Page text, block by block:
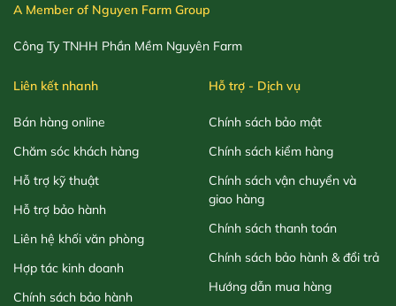
A Member of Nguyen Farm Group
Công Ty TNHH Phần Mềm Nguyên Farm
Liên kết nhanh
Bán hàng online
Chăm sóc khách hàng
Hỗ trợ kỹ thuật
Hỗ trợ bảo hành
Liên hệ khối văn phòng
Hợp tác kinh doanh
Chính sách bảo hành
Hỗ trợ - Dịch vụ
Chính sách bảo mật
Chính sách kiểm hàng
Chính sách vận chuyển và
giao hàng
Chính sách thanh toán
Chính sách bảo hành & đổi trả
Hướng dẫn mua hàng